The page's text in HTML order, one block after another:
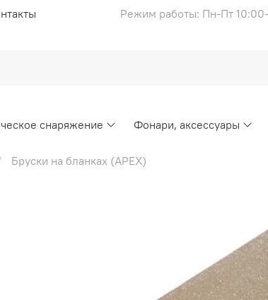
Режим работы: Пн-Пт
снаряжение Фонари, аксессуары
Бруски на бланках (APEX)